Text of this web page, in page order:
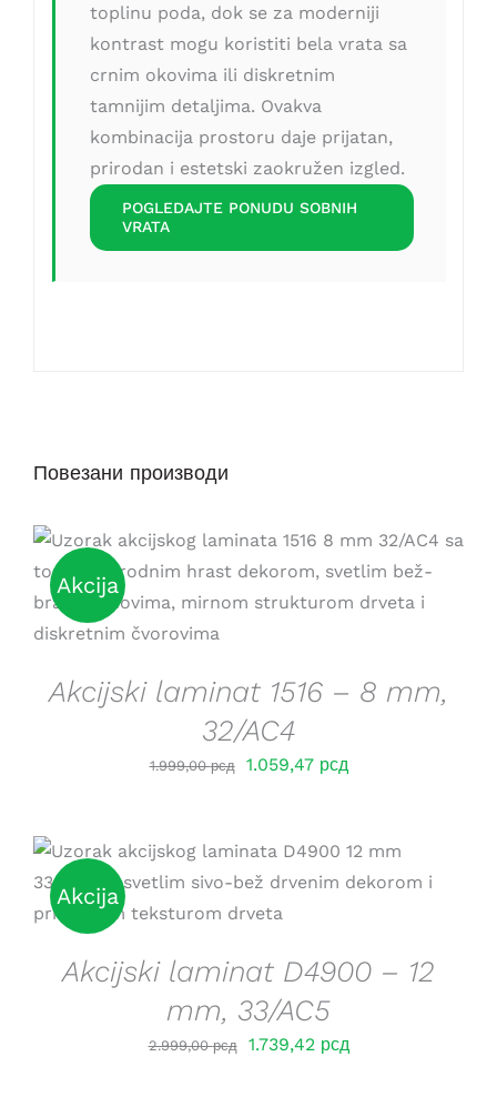
toplinu poda, dok se za moderniji
kontrast mogu koristiti bela vrata sa
crnim okovima ili diskretnim
tamnijim detaljima. Ovakva
kombinacija prostoru daje prijatan,
prirodan i estetski zaokružen izgled.
POGLEDAJTE PONUDU SOBNIH
VRATA
Повезани производи
Akcija
Akcijski laminat 1516 – 8 mm,
32/AC4
1.999,00рсд
Оригинална
била:
1.999,00 рсд.
1.059,47 рсдТренутна
1.059,47 рсд.
Akcija DETAILS
Akcijski laminat D4900 – 12
mm, 33/AC5
2.999,00рсд
Оригинална
1.739,42 рсдТренутна